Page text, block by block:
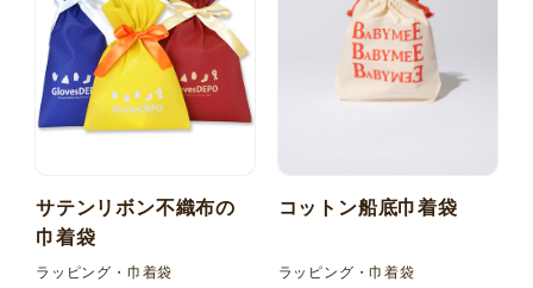
サテンリボン不織布の
巾着袋
ラッピング・巾着袋
コットン船底巾着袋
ラッピング・巾着袋